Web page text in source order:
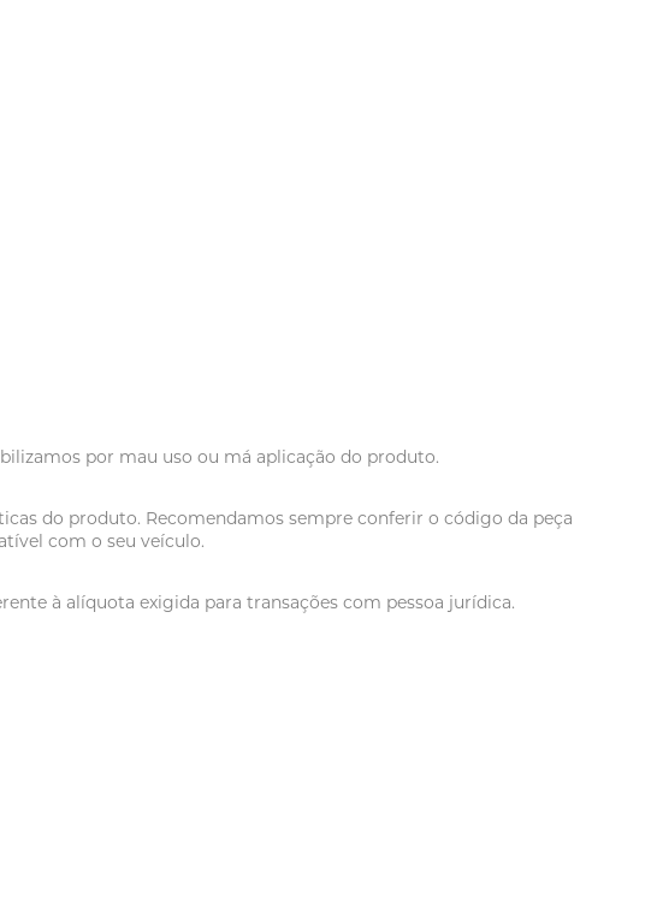
por mau uso ou má aplicação do produto.
do produto. Recomendamos sempre conferir o código da peça
com o seu veículo.
à alíquota exigida para transações com pessoa jurídica.